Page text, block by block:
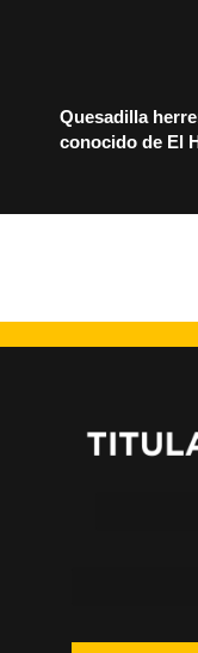
Quesadilla
conocido de El